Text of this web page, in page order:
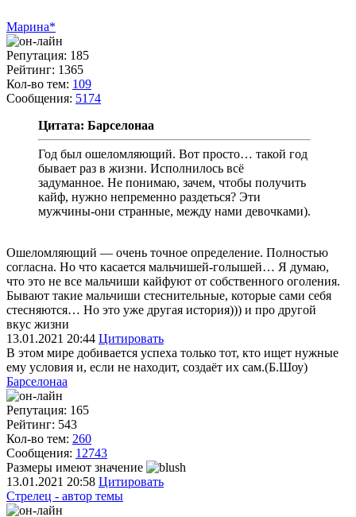
Марина*
Репутация: 185
Рейтинг: 1365
Кол-во тем: 109
Сообщения: 5174
Цитата: Барселонаа
Год был ошеломляющий. Вот просто… такой год
бывает раз в жизни. Исполнилось всё
задуманное. Не понимаю, зачем, чтобы получить
кайф, нужно непременно раздеться? Эти
мужчины-они странные, между нами девочками).
Ошеломляющий — очень точное определение. Полностью
согласна. Но что касается мальчишей-голышей… Я думаю,
что это не все мальчиши кайфуют от собственного оголения.
Бывают такие мальчиши стеснительные, которые сами себя
стесняются… Но это уже другая история))) и про другой
вкус жизни
13.01.2021 20:44 Цитировать
В этом мире добивается успеха только тот, кто ищет нужные
ему условия и, если не находит, создаёт их сам.(Б.Шоу)
Барселонаа
Репутация: 165
Рейтинг: 543
Кол-во тем: 260
Сообщения: 12743
Размеры имеют значение
13.01.2021 20:58 Цитировать
Стрелец - автор темы